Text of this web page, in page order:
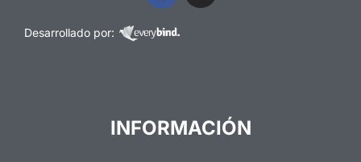
Desarrollado por:
INFORMACIÓN